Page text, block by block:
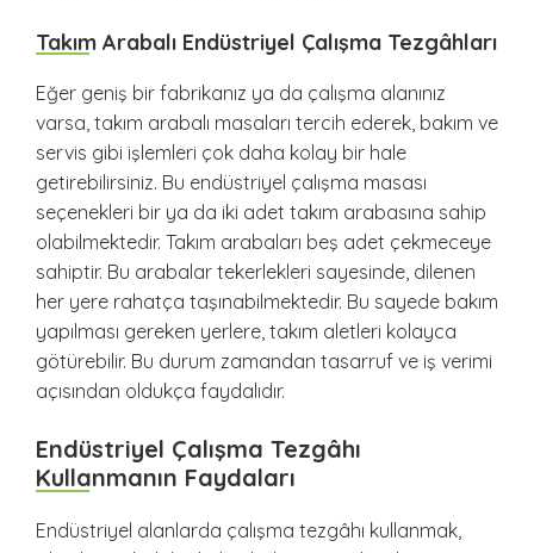
Takım Arabalı Endüstriyel Çalışma Tezgâhları
Eğer geniş bir fabrikanız ya da çalışma alanınız
varsa, takım arabalı masaları tercih ederek, bakım ve
servis gibi işlemleri çok daha kolay bir hale
getirebilirsiniz. Bu endüstriyel çalışma masası
seçenekleri bir ya da iki adet takım arabasına sahip
olabilmektedir. Takım arabaları beş adet çekmeceye
sahiptir. Bu arabalar tekerlekleri sayesinde, dilenen
her yere rahatça taşınabilmektedir. Bu sayede bakım
yapılması gereken yerlere, takım aletleri kolayca
götürebilir. Bu durum zamandan tasarruf ve iş verimi
açısından oldukça faydalıdır.
Endüstriyel Çalışma Tezgâhı
Kullanmanın Faydaları
Endüstriyel alanlarda çalışma tezgâhı kullanmak,